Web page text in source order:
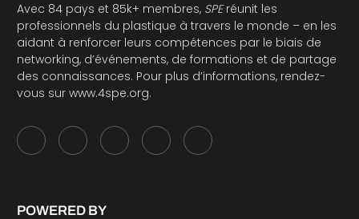
Avec 84 pays et 85k+ membres, SPEréunit les
professionnels du plastique à travers le monde – en les
aidant à renforcer leurs compétences par le biais de
networking, d’événements, de formations et de partage
des connaissances. Pour plus d’informations, rendez-
vous sur www.4spe.org.
POWERED BY